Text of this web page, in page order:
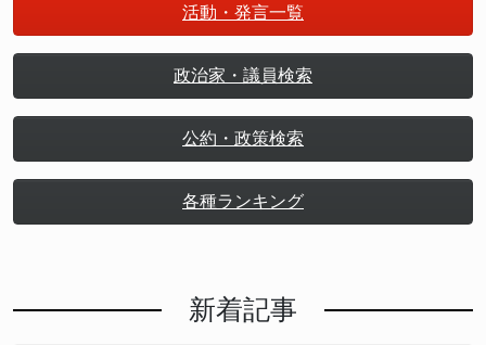
活動・発言一覧
政治家・議員検索
公約・政策検索
各種ランキング
新着記事